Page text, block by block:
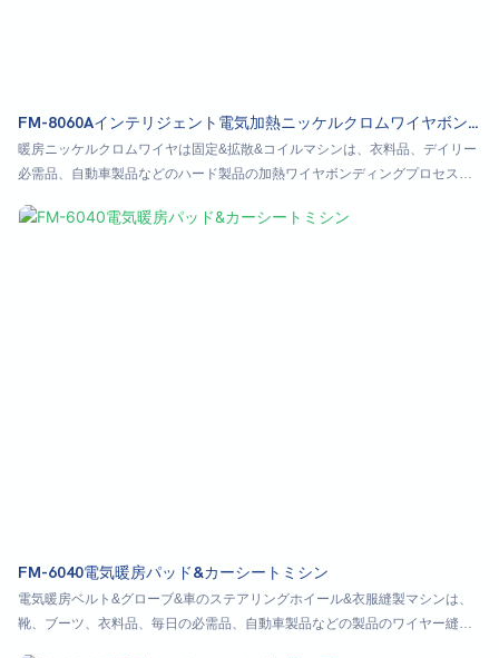
FM-8060Aインテリジェント電気加熱ニッケルクロムワイヤボン
ディング&拡散機
暖房ニッケルクロムワイヤは固定&拡散&コイルマシンは、衣料品、デイリー
必需品、自動車製品などのハード製品の加熱ワイヤボンディングプロセスに
FM-6040電気暖房パッド&カーシートミシン
電気暖房ベルト&グローブ&車のステアリングホイール&衣服縫製マシンは、
靴、ブーツ、衣料品、毎日の必需品、自動車製品などの製品のワイヤー縫製